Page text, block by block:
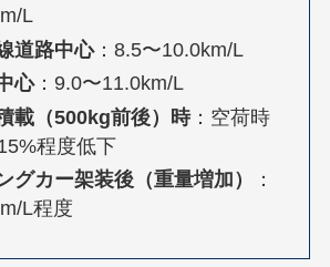
L
道路中心：8.5〜10.0km/L
心：9.0〜11.0km/L
載（500kg前後）時：空荷時
程度低下
グカー架装後（重量増加）
：
L程度